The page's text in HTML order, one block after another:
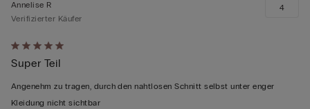
Mit
5
von
5
Annelise R
Verifizierter Käufer
Super Teil
Angenehm zu tragen, durch den nahtlosen Schnitt selbst unter enger
Kleidung nicht sichtbar
4